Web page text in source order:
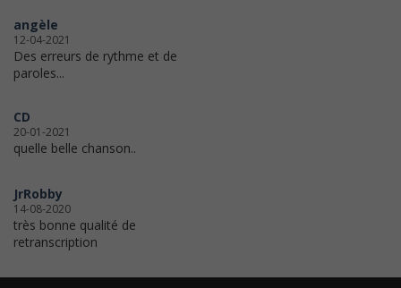
angèle
12-04-2021
Des erreurs de rythme et de
paroles...
CD
20-01-2021
quelle belle chanson..
JrRobby
14-08-2020
très bonne qualité de
retranscription